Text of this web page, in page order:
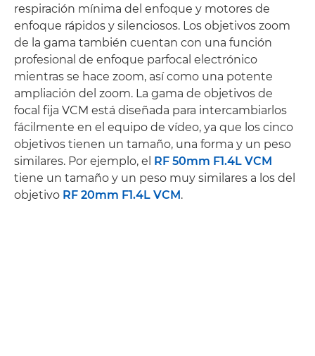
respiración mínima del enfoque y motores de
enfoque rápidos y silenciosos. Los objetivos zoom
de la gama también cuentan con una función
profesional de enfoque parfocal electrónico
mientras se hace zoom, así como una potente
ampliación del zoom. La gama de objetivos de
focal fija VCM está diseñada para intercambiarlos
fácilmente en el equipo de vídeo, ya que los cinco
objetivos tienen un tamaño, una forma y un peso
similares. Por ejemplo, el RF 50mm F1.4L VCM
tiene un tamaño y un peso muy similares a los del
objetivo RF 20mm F1.4L VCM.